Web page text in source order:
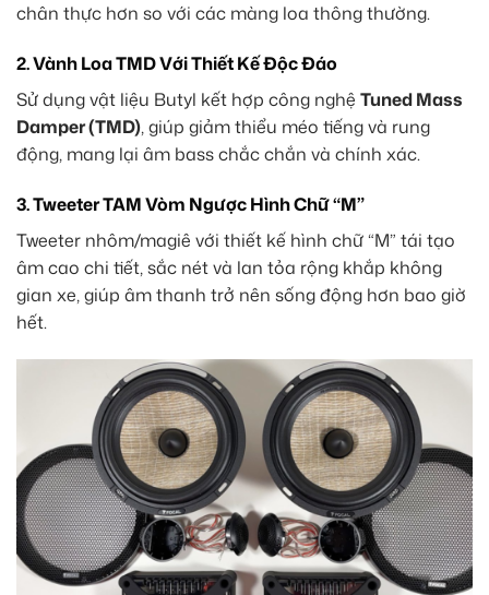
chân thực hơn so với các màng loa thông thường.
2. Vành Loa TMD Với Thiết Kế Độc Đáo
Sử dụng vật liệu Butyl kết hợp công nghệ Tuned Mass
Damper (TMD), giúp giảm thiểu méo tiếng và rung
động, mang lại âm bass chắc chắn và chính xác.
3. Tweeter TAM Vòm Ngược Hình Chữ “M”
Tweeter nhôm/magiê với thiết kế hình chữ “M” tái tạo
âm cao chi tiết, sắc nét và lan tỏa rộng khắp không
gian xe, giúp âm thanh trở nên sống động hơn bao giờ
hết.